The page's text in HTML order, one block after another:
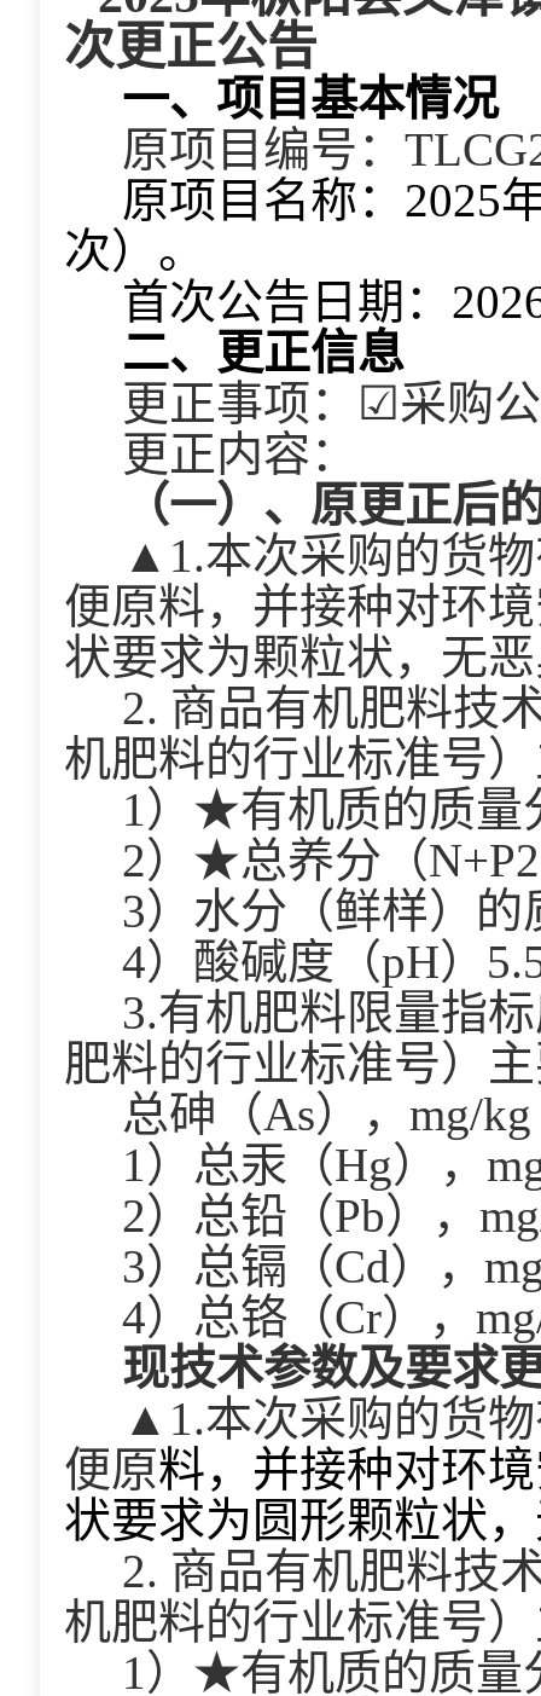
次更正公告
一、项目基本情况
原项目编号：
次）。
首次公告日期：
二、更正信息
更正事项： ☑采购
更正内容：
（一）、 原更正后
▲1.本次采购的货
便原料， 并接种对环
状要求为颗粒状， 无
2. 商品有机肥料技
机肥料的行业标准号
1）★有机质的质量
2）★总养分（
3）水分（鲜样）的
4）酸碱度（pH）
3.有机肥料限量指
肥料的行业标准号）
总砷（As），mg/kg
1）总汞（Hg），
2）总铅（Pb），
3）总镉（Cd），
4）总铬（Cr），
现技术参数及要求
便原料，并接种对环
状要求为圆形颗粒状
2. 商品有机肥料技
机肥料的行业标准号
1）★有机质的质量